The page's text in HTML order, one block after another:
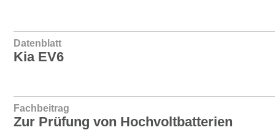
Datenblatt
Kia EV6
Fachbeitrag
Zur Prüfung von Hochvoltbatterien